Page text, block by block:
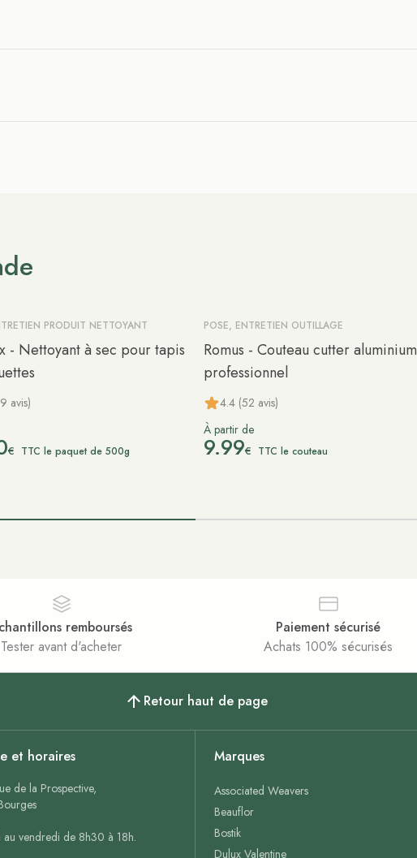
PRODUIT NETTOYANT
- Nettoyant à sec pour tapis
avis)
€ TTC le paquet de 500g
POSE, ENTRETIEN OUTILLAGE
Romus - Couteau cutter aluminium
professionnel
4.4 (52 avis)
À partir de
9.99€ TTC le couteau
remboursés
Tester avant d'acheter
Paiement sécurisé
Achats 100% sécurisés
Retour haut de page
et horaires
de la Prospective,
au vendredi de 8h30 à 18h.
Marques
Associated Weavers
Beauflor
Bostik
Dulux Valentine